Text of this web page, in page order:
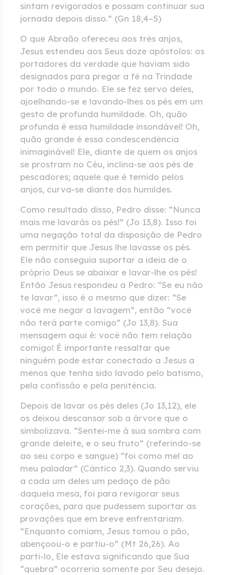
sintam revigorados e possam continuar sua
jornada depois disso.” (Gn 18,4–5)
O que Abraão ofereceu aos três anjos,
Jesus estendeu aos Seus doze apóstolos: os
portadores da verdade que haviam sido
designados para pregar a fé na Trindade
por todo o mundo. Ele se fez servo deles,
ajoelhando-se e lavando-lhes os pés em um
gesto de profunda humildade. Oh, quão
profunda é essa humildade insondável! Oh,
quão grande é essa condescendência
inimaginável! Ele, diante de quem os anjos
se prostram no Céu, inclina-se aos pés de
pescadores; aquele que é temido pelos
anjos, curva-se diante dos humildes.
Como resultado disso, Pedro disse: “Nunca
mais me lavarás os pés!” (Jo 13,8). Isso foi
uma negação total da disposição de Pedro
em permitir que Jesus lhe lavasse os pés.
Ele não conseguia suportar a ideia de o
próprio Deus se abaixar e lavar-lhe os pés!
Então Jesus respondeu a Pedro: “Se eu não
te lavar”, isso é o mesmo que dizer: “Se
você me negar a lavagem”, então “você
não terá parte comigo” (Jo 13,8). Sua
mensagem aqui é: você não tem relação
comigo! É importante ressaltar que
ninguém pode estar conectado a Jesus a
menos que tenha sido lavado pelo batismo,
pela confissão e pela penitência.
Depois de lavar os pés deles (Jo 13,12), ele
os deixou descansar sob a árvore que o
simbolizava. “Sentei-me à sua sombra com
grande deleite, e o seu fruto” (referindo-se
ao seu corpo e sangue) “foi como mel ao
meu paladar” (Cântico 2,3). Quando serviu
a cada um deles um pedaço de pão
daquela mesa, foi para revigorar seus
corações, para que pudessem suportar as
provações que em breve enfrentariam.
“Enquanto comiam, Jesus tomou o pão,
abençoou-o e partiu-o” (Mt 26,26). Ao
parti-lo, Ele estava significando que Sua
“quebra” ocorreria somente por Seu desejo.